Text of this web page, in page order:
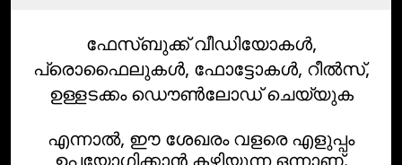
ഫേസ്ബുക്ക് വീഡിയോകള്‍,
പ്രൊഫൈലുകള്‍, ഫോട്ടോകള്‍, റീല്‍സ്,
ഉള്ളടക്കം ഡൌണ്‍ലോഡ് ചെയ്യുക
എന്നാൽ, ഈ ശേഖരം വളരെ എളുപ്പം
ഉപയോഗിക്കാൻ കഴിയുന്ന ഒന്നാണ്‌.